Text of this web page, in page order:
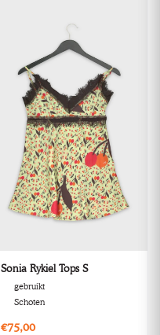
Sonia Rykiel Tops S
gebruikt
Schoten
€75,00